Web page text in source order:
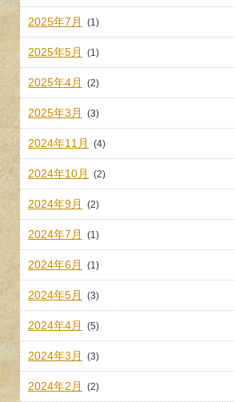
2025年7月 (1)
2025年5月 (1)
2025年4月 (2)
2025年3月 (3)
2024年11月 (4)
2024年10月 (2)
2024年9月 (2)
2024年7月 (1)
2024年6月 (1)
2024年5月 (3)
2024年4月 (5)
2024年3月 (3)
2024年2月 (2)